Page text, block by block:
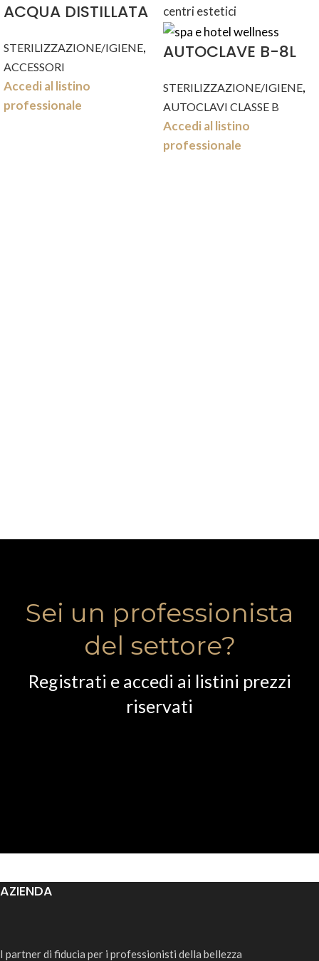
ACQUA DISTILLATA
STERILIZZAZIONE/IGIENE,
ACCESSORI
Accedi al listino
professionale
AUTOCLAVE B-8L
STAMPANTE
STERILIZZAZIONE/IGIENE,
AUTOCLAVI CLASSE B
Accedi al listino
professionale
Sei un professionista
del settore?
Registrati e accedi ai listini prezzi
riservati
AZIENDA
I partner di fiducia per i professionisti della bellezza